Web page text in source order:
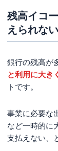
残高イコ
えられない
銀行の残高が
と利用に大き
トです。
事業に必要な
など一時的に
支払えない、